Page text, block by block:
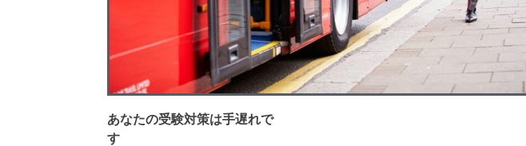
あなたの受験対策は手遅れで
す